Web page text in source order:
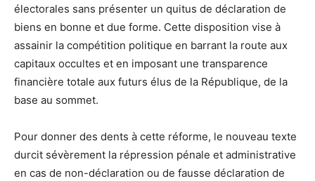
électorales sans présenter un quitus de déclaration de
biens en bonne et due forme. Cette disposition vise à
assainir la compétition politique en barrant la route aux
capitaux occultes et en imposant une transparence
financière totale aux futurs élus de la République, de la
base au sommet.
Pour donner des dents à cette réforme, le nouveau texte
durcit sévèrement la répression pénale et administrative
en cas de non-déclaration ou de fausse déclaration de